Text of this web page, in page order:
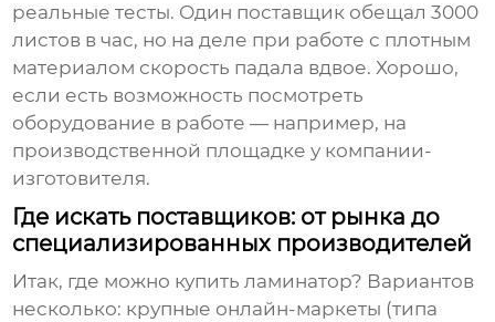
реальные тесты. Один поставщик обещал 3000
листов в час, но на деле при работе с плотным
материалом скорость падала вдвое. Хорошо,
если есть возможность посмотреть
оборудование в работе — например, на
производственной площадке у компании-
изготовителя.
Где искать поставщиков: от рынка до
специализированных производителей
Итак, где можно купить ламинатор? Вариантов
несколько: крупные онлайн-маркеты (типа